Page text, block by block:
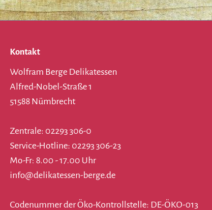
Kontakt
Wolfram Berge Delikatessen
Alfred-Nobel-Straße 1
51588 Nümbrecht
Zentrale: 02293 306-0
Service-Hotline: 02293 306-23
Mo-Fr: 8.00 - 17.00 Uhr
info@delikatessen-berge.de
Codenummer der Öko-Kontrollstelle: DE-ÖKO-013